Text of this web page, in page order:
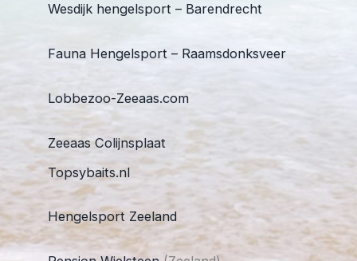
Wesdijk hengelsport – Barendrecht
Fauna Hengelsport – Raamsdonksveer
Lobbezoo-Zeeaas.com
Zeeaas Colijnsplaat
Topsybaits.nl
Hengelsport Zeeland